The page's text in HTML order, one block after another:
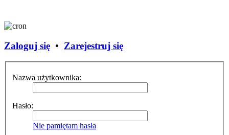
Zaloguj się • Zarejestruj się
Nazwa użytkownika:
Hasło:
Nie pamiętam hasła